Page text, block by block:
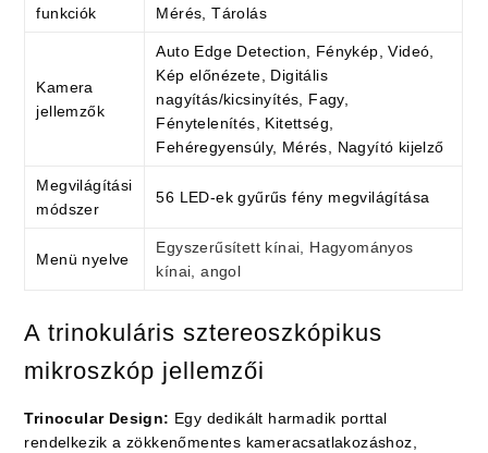
funkciók
Mérés, Tárolás
Kamera
jellemzők
Auto Edge Detection, Fénykép, Videó,
Kép előnézete, Digitális
nagyítás/kicsinyítés, Fagy,
Fénytelenítés, Kitettség,
Fehéregyensúly, Mérés, Nagyító kijelző
Megvilágítási
módszer
56 LED-ek gyűrűs fény megvilágítása
Menü nyelve
Egyszerűsített kínai, Hagyományos
kínai, angol
A trinokuláris sztereoszkópikus
mikroszkóp jellemzői
Trinocular Design: Egy dedikált harmadik porttal
rendelkezik a zökkenőmentes kameracsatlakozáshoz,